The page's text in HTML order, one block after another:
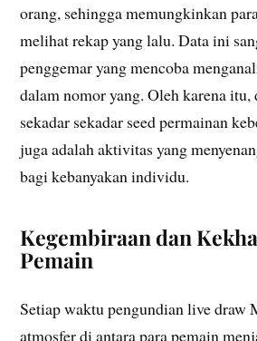
orang, sehingga memungkinkan
melihat rekap yang lalu. Data ini
penggemar yang mencoba
dalam nomor yang. Oleh karena
sekadar sekadar seed permainan
juga adalah aktivitas yang
bagi kebanyakan individu.
Kegembiraan dan
Pemain
Setiap waktu pengundian live draw
atmosfer di antara para pemain